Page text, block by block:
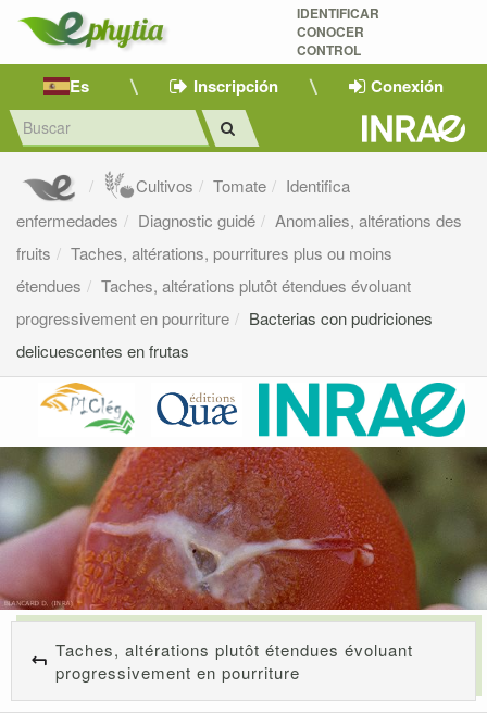
IDENTIFICAR
CONOCER
CONTROL
Es Inscripción Conexión
Cultivos Tomate
Identifica
enfermedades
Diagnostic guidé
Anomalies, altérations des
fruits
Taches, altérations, pourritures plus ou moins
étendues
Taches, altérations plutôt étendues évoluant
progressivement en pourriture
Bacterias con pudriciones
delicuescentes en frutas
Taches, altérations plutôt étendues évoluant
progressivement en pourriture